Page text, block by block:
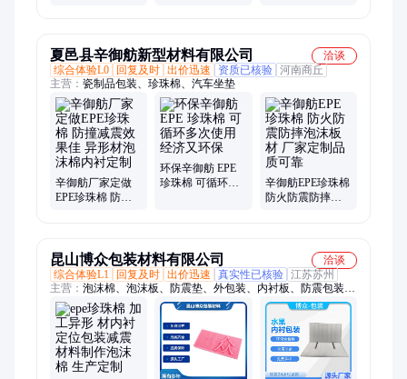
夏邑县辛御舫新型材料有限公司
洽谈
综合体验L0
回复及时 出价迅速 资质已核验 河南商丘
主营： 瓷制品包装、珍珠棉、汽车坐垫
辛御舫厂家定做
EPE珍珠棉 防撞
环保辛御舫 EPE
珍珠棉 可循环多
辛御舫EPE珍珠棉
防火防震防摔泡
昆山博众包装材料有限公司
洽谈
综合体验L1
回复及时 出价迅速 真实性已核验 江苏苏州
主营： 泡沫棉、泡沫板、防震垫、外包装、内衬板、防震包装、
箱包内衬、内衬包装、包装材料、内托包装、珠棉卷材、酒瓶包
装、植绒内衬、包装托盘、电器包装、工具内衬、水果托、彩色
包、珍珠棉、填充棉、发泡棉、仪器仪表、抗压内垫、泡棉托
盘、电脑音响